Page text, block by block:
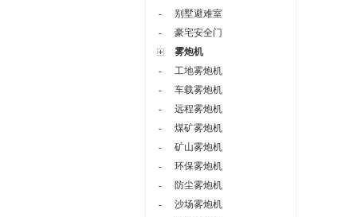
-
别墅避难室
-
豪宅安全门
雾炮机
-
工地雾炮机
-
车载雾炮机
-
远程雾炮机
-
煤矿雾炮机
-
矿山雾炮机
-
环保雾炮机
-
防尘雾炮机
-
沙场雾炮机